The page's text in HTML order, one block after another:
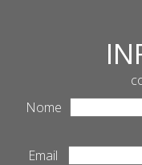
Nome
Email